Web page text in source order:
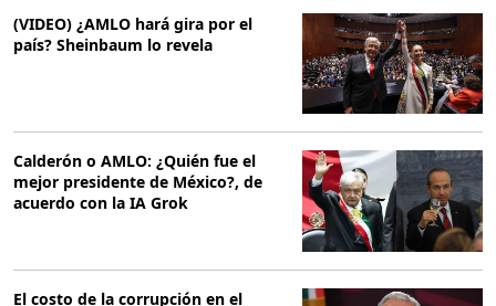
(VIDEO) ¿AMLO hará gira por el
país? Sheinbaum lo revela
Calderón o AMLO: ¿Quién fue el
mejor presidente de México?, de
acuerdo con la IA Grok
El costo de la corrupción en el